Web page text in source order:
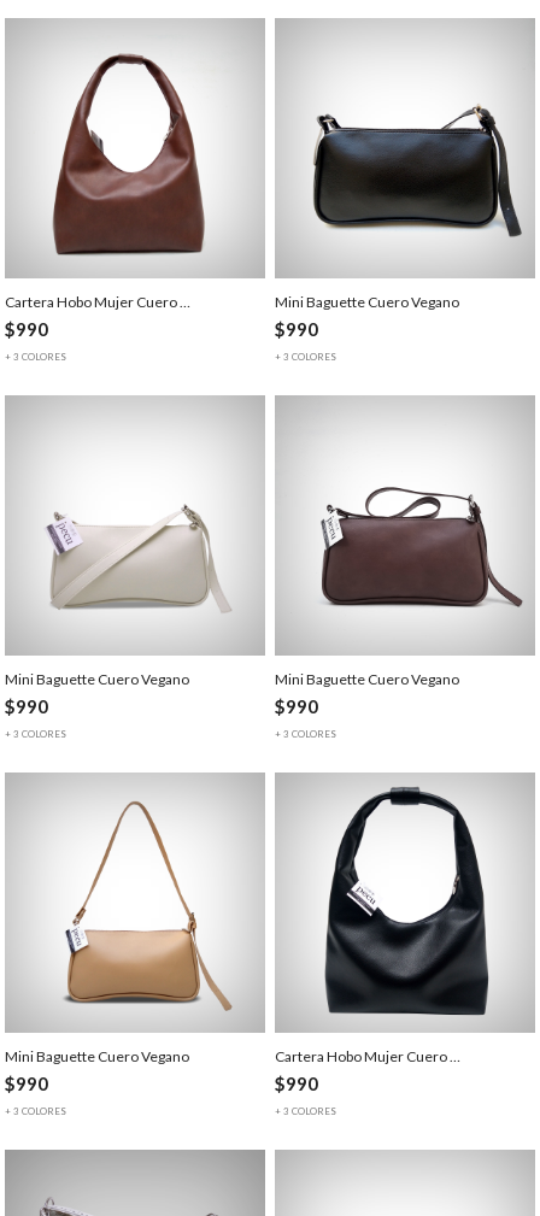
Cartera Hobo Mujer Cuero …
$990
+ 3 COLORES
Mini Baguette Cuero Vegano
$990
+ 3 COLORES
Mini Baguette Cuero Vegano
$990
+ 3 COLORES
Mini Baguette Cuero Vegano
$990
+ 3 COLORES
Mini Baguette Cuero Vegano
$990
+ 3 COLORES
Cartera Hobo Mujer Cuero …
$990
+ 3 COLORES